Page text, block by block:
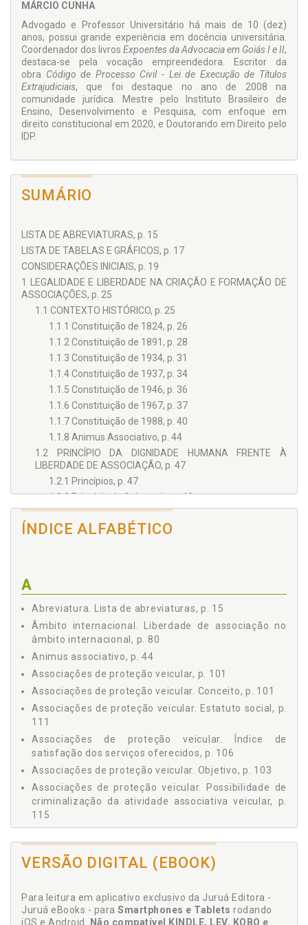
MÁRCIO CUNHA
Advogado e Professor Universitário há mais de 10 (dez)
anos, possui grande experiência em docência universitária.
Coordenador dos livros Expoentes da Advocacia em Goiás I e II,
destaca-se pela vocação empreendedora. Escritor da
obra Código de Processo Civil - Lei de Execução de Títulos
Extrajudiciais, que foi destaque no ano de 2008 na
comunidade jurídica. Mestre pelo Instituto Brasileiro de
Ensino, Desenvolvimento e Pesquisa, com enfoque em
direito constitucional em 2020, e Doutorando em Direito pelo
IDP.
SUMÁRIO
LISTA DE ABREVIATURAS, p. 15
LISTA DE TABELAS E GRÁFICOS, p. 17
CONSIDERAÇÕES INICIAIS, p. 19
1 LEGALIDADE E LIBERDADE NA CRIAÇÃO E FORMAÇÃO DE
ASSOCIAÇÕES, p. 25
1.1 CONTEXTO HISTÓRICO, p. 25
1.1.1 Constituição de 1824, p. 26
1.1.2 Constituição de 1891, p. 28
1.1.3 Constituição de 1934, p. 31
1.1.4 Constituição de 1937, p. 34
1.1.5 Constituição de 1946, p. 36
1.1.6 Constituição de 1967, p. 37
1.1.7 Constituição de 1988, p. 40
1.1.8 Animus Associativo, p. 44
1.2 PRINCÍPIO DA DIGNIDADE HUMANA FRENTE À
LIBERDADE DE ASSOCIAÇÃO, p. 47
1.2.1 Princípios, p. 47
1.2.2 Princípio da Soberania, p. 49
1.2.3 Princípio da Cidadania, p. 49
1.2.4 A Celebração do Princípio da Dignidade da
55
1.3.2 Os Direitos Fundamentais de Segunda Dimensão,
p. 55
1.3.3 Os Direitos Fundamentais de Terceira Geração, p.
57
1.3.4 Os Direitos Fundamentais de Quarta Geração, p.
58
1.3.5 Características e Dimensões do Direito de
2 DIREITOS FUNDAMENTAIS E OS ASPECTOS LEGAIS PARA
FORMAÇÃO E CRIAÇÃO DE ASSOCIAÇÕES, p. 63
2.1 LIBERDADE DE ASSOCIAÇÃO E CLÁUSULA PÉTREA, p.
63
2.2 LIBERDADE DE ASSOCIAÇÃO NA PERSPECTIVA
CONSTITUCIONAL, p. 66
2.3 LIBERDADE DE ASSOCIAÇÃO NA PERSPECTIVA
CÓDIGO CIVIL, p. 72
2.4 LIBERDADE DE ASSOCIAÇÃO NA PERSPECTIVA
DIREITO DO CONSUMIDOR, p. 78
INTERNACIONAL, p. 80
2.6 CARACTERÍSTICAS DA CRIAÇÃO E DA FORMAÇÃO
ÍNDICE ALFABÉTICO
A
Abreviatura. Lista de abreviaturas, p. 15
Âmbito internacional. Liberdade de associação no
âmbito internacional, p. 80
Animus associativo, p. 44
Associações de proteção veicular, p. 101
Associações de proteção veicular. Conceito, p. 101
Associações de proteção veicular. Estatuto social, p.
111
Associações de proteção veicular. Índice de
satisfação dos serviços oferecidos, p. 106
Associações de proteção veicular. Objetivo, p. 103
Associações de proteção veicular. Possibilidade de
criminalização da atividade associativa veicular, p.
115
uma associação legalmente constituída, p. 104
Associações x seguradoras, p. 122
125
Associações. Características da criação e da
VERSÃO DIGITAL (EBOOK)
Para leitura em aplicativo exclusivo da Juruá Editora -
Juruá eBooks - para Smartphones e Tablets rodando
iOS e Android. Não compatível KINDLE, LEV, KOBO e